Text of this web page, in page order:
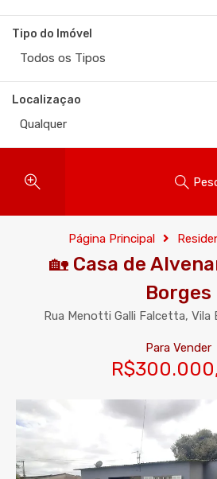
Tipo do Imóvel
Todos os Tipos
Localizaçao
Qualquer
Página Principal
🏡 Casa de
Borges
Rua Menotti Galli Falcetta, Vila
Para Vender